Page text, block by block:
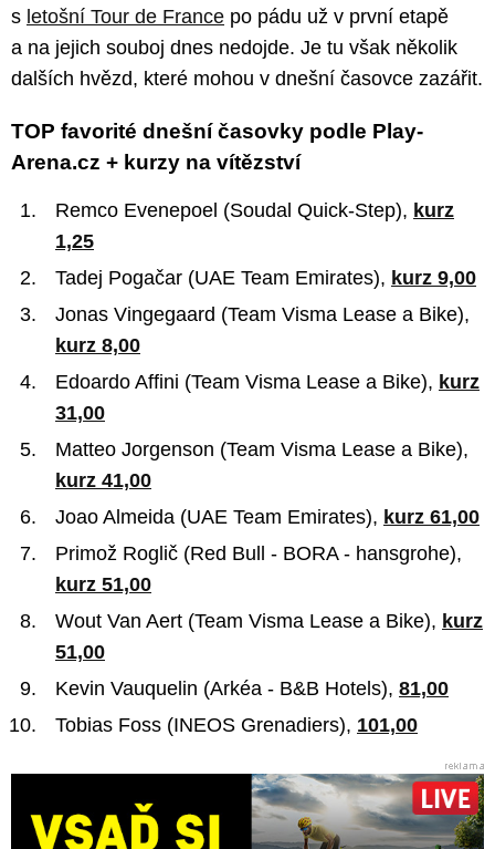
s letošní Tour de France po pádu už v první etapě
a na jejich souboj dnes nedojde. Je tu však několik
dalších hvězd, které mohou v dnešní časovce zazářit.
TOP favorité dnešní časovky podle Play-
Arena.cz + kurzy na vítězství
Remco Evenepoel (Soudal Quick-Step), kurz
1,25
Tadej Pogačar (UAE Team Emirates), kurz 9,00
Jonas Vingegaard (Team Visma Lease a Bike),
kurz 8,00
Edoardo Affini (Team Visma Lease a Bike), kurz
31,00
Matteo Jorgenson (Team Visma Lease a Bike),
kurz 41,00
Joao Almeida (UAE Team Emirates), kurz 61,00
Primož Roglič (Red Bull - BORA - hansgrohe),
kurz 51,00
Wout Van Aert (Team Visma Lease a Bike), kurz
51,00
Kevin Vauquelin (Arkéa - B&B Hotels), 81,00
Tobias Foss (INEOS Grenadiers), 101,00